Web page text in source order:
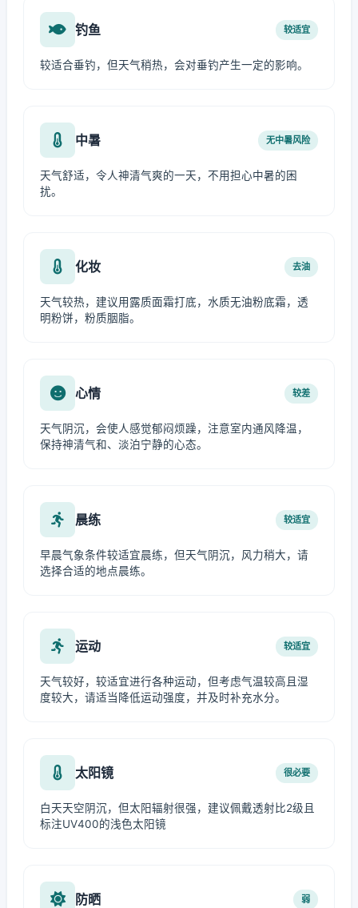
钓鱼 较适宜
较适合垂钓，但天气稍热，会对垂钓产生一定的影响。
中暑 无中暑风险
天气舒适，令人神清气爽的一天，不用担心中暑的困
扰。
化妆 去油
天气较热，建议用露质面霜打底，水质无油粉底霜，透
明粉饼，粉质胭脂。
心情 较差
天气阴沉，会使人感觉郁闷烦躁，注意室内通风降温，
保持神清气和、淡泊宁静的心态。
晨练 较适宜
早晨气象条件较适宜晨练，但天气阴沉，风力稍大，请
选择合适的地点晨练。
运动 较适宜
天气较好，较适宜进行各种运动，但考虑气温较高且湿
度较大，请适当降低运动强度，并及时补充水分。
太阳镜 很必要
白天天空阴沉，但太阳辐射很强，建议佩戴透射比2级且
标注UV400的浅色太阳镜
防晒 弱